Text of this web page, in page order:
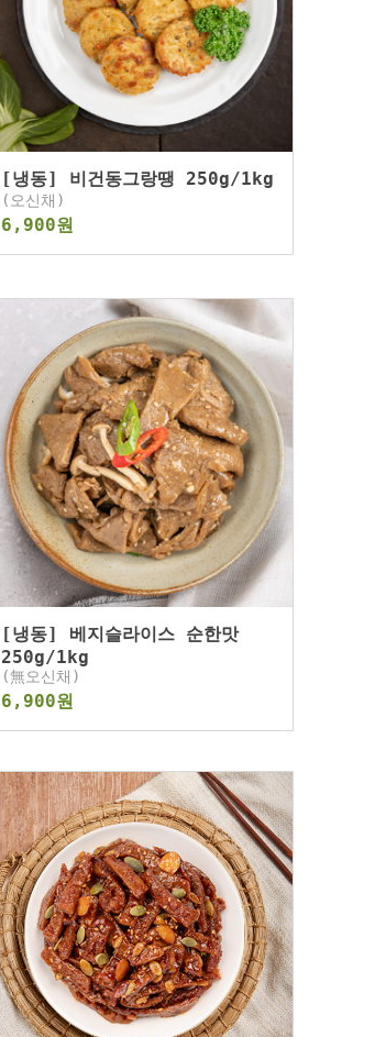
[냉동] 비건동그랑땡 250g/1kg
(오신채)
6,900원
[냉동] 베지슬라이스 순한맛
250g/1kg
(無오신채)
6,900원